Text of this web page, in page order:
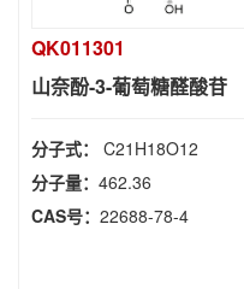
QK011301
山奈酚-3-葡萄糖醛酸苷
分子式： C21H18O12
分子量： 462.36
CAS号： 22688-78-4